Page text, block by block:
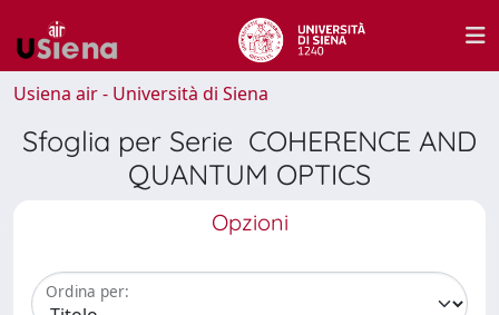
Usiena air - Università di Siena
Sfoglia per Serie COHERENCE AND
QUANTUM OPTICS
Opzioni
Ordina per: